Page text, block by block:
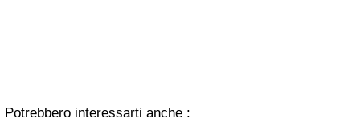
Potrebbero interessarti anche :